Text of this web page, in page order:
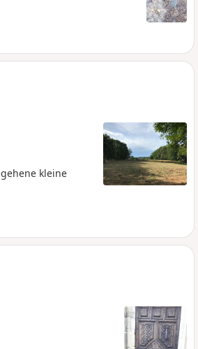
kleine